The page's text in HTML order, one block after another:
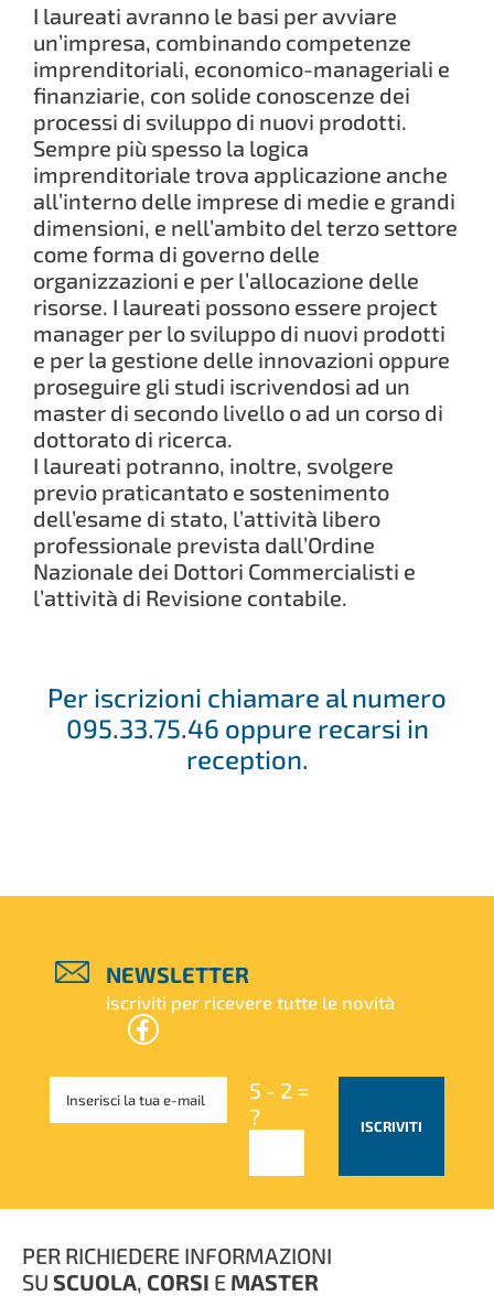
I laureati avranno le basi per avviare
un’impresa, combinando competenze
imprenditoriali, economico-manageriali e
finanziarie, con solide conoscenze dei
processi di sviluppo di nuovi prodotti.
Sempre più spesso la logica
imprenditoriale trova applicazione anche
all’interno delle imprese di medie e grandi
dimensioni, e nell’ambito del terzo settore
come forma di governo delle
organizzazioni e per l’allocazione delle
risorse. I laureati possono essere project
manager per lo sviluppo di nuovi prodotti
e per la gestione delle innovazioni oppure
proseguire gli studi iscrivendosi ad un
master di secondo livello o ad un corso di
dottorato di ricerca.
I laureati potranno, inoltre, svolgere
previo praticantato e sostenimento
dell’esame di stato, l’attività libero
professionale prevista dall’Ordine
Nazionale dei Dottori Commercialisti e
l’attività di Revisione contabile.
Per iscrizioni chiamare al numero
095.33.75.46 oppure recarsi in
reception.
NEWSLETTER
iscriviti per ricevere tutte le novità
5 - 2 =
?
ISCRIVITI
PER RICHIEDERE INFORMAZIONI
SU SCUOLA, CORSI E MASTER